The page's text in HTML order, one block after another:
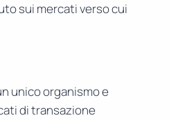
sui mercati verso cui
unico organismo e
di transazione